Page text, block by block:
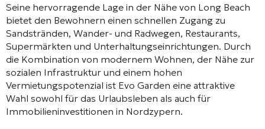
Seine hervorragende Lage in der Nähe von Long Beach
bietet den Bewohnern einen schnellen Zugang zu
Sandstränden, Wander- und Radwegen, Restaurants,
Supermärkten und Unterhaltungseinrichtungen. Durch
die Kombination von modernem Wohnen, der Nähe zur
sozialen Infrastruktur und einem hohen
Vermietungspotenzial ist Evo Garden eine attraktive
Wahl sowohl für das Urlaubsleben als auch für
Immobilieninvestitionen in Nordzypern.